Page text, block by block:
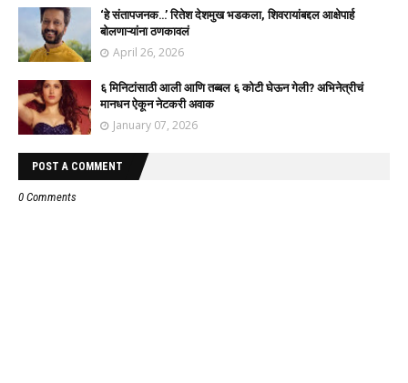
‘हे संतापजनक…’ रितेश देशमुख भडकला, शिवरायांबद्दल आक्षेपार्ह
बोलणाऱ्यांना ठणकावलं
April 26, 2026
६ मिनिटांसाठी आली आणि तब्बल ६ कोटी घेऊन गेली? अभिनेत्रीचं
मानधन ऐकून नेटकरी अवाक
January 07, 2026
POST A COMMENT
0 Comments